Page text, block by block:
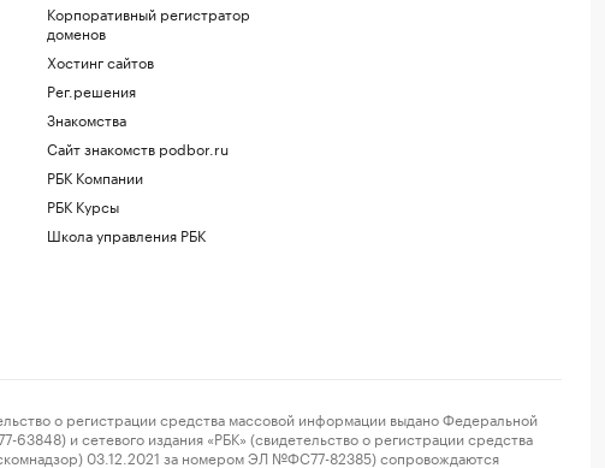
Корпоративный регистратор
доменов
Хостинг сайтов
Рег.решения
Знакомства
Сайт знакомств podbor.ru
РБК Компании
РБК Курсы
Школа управления РБК
о регистрации средства массовой информации выдано Федеральной
и сетевого издания «РБК» (свидетельство о регистрации средства
03.12.2021 за номером ЭЛ №ФС77-82385) сопровождаются